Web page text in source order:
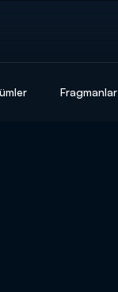
Fragmanlar